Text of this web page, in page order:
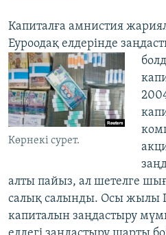
Капиталға амнистия
Еуроодақ елдерінде
Көрнекі сурет.
алты пайыз, ал шетелге
салық салынды. Осы жылы
капиталын заңдастыру